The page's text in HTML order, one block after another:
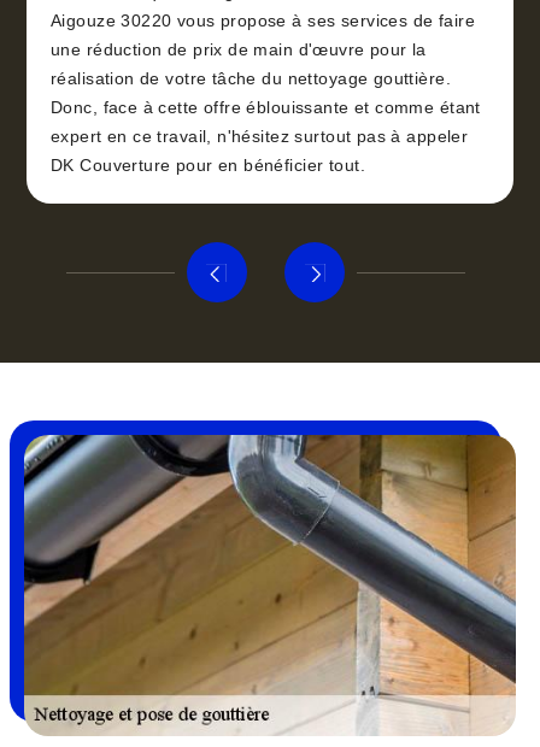
Aigouze 30220 vous propose à ses services de faire
une réduction de prix de main d'œuvre pour la
réalisation de votre tâche du nettoyage gouttière.
Donc, face à cette offre éblouissante et comme étant
expert en ce travail, n'hésitez surtout pas à appeler
DK Couverture pour en bénéficier tout.